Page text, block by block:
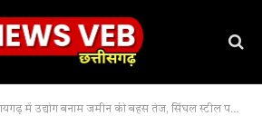
में उद्योग बनाम जमीन की बहस तेज, सिंघल स्टील परियोजना को लेकर ग्रामीणों की बढ़ी चिंता